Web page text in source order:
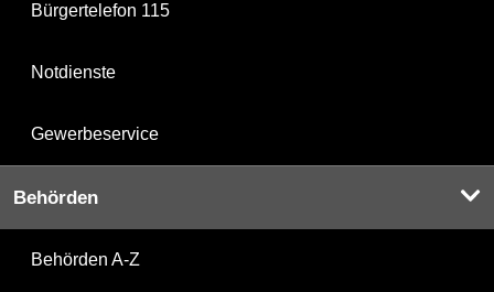
Bürgertelefon 115
Notdienste
Gewerbeservice
Behörden
Behörden A-Z